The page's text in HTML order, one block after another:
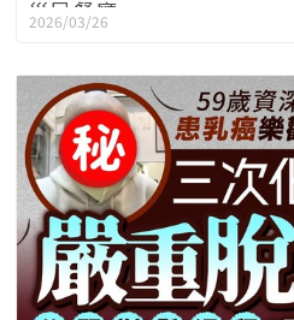
災民餐廳
2026/03/26